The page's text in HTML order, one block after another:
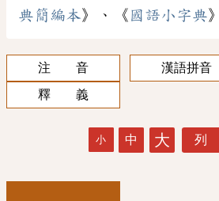
典簡編本》、《 國語小字典
注 音
漢語拼音
釋 義
小 中 大 列